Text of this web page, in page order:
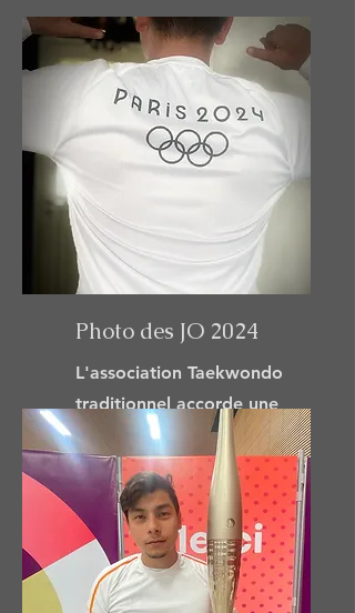
Photo des JO 2024
L'association Taekwondo
traditionnel accorde une
importance au JO 2024